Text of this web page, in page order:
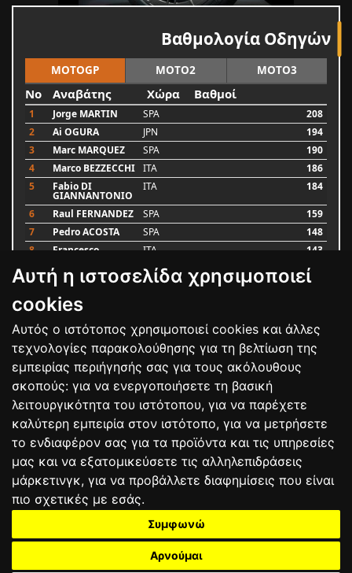
Αυτή η ιστοσελίδα χρησιμοποιεί
cookies
Αυτός ο ιστότοπος χρησιμοποιεί cookies και άλλες
τεχνολογίες παρακολούθησης για τη βελτίωση της
εμπειρίας περιήγησής σας για τους ακόλουθους
σκοπούς: για να ενεργοποιήσετε τη βασική
λειτουργικότητα του ιστότοπου, για να παρέχετε
καλύτερη εμπειρία στον ιστότοπο, για να μετρήσετε
το ενδιαφέρον σας για τα προϊόντα και τις υπηρεσίες
μας και να εξατομικεύσετε τις αλληλεπιδράσεις
μάρκετινγκ, για να προβάλλετε διαφημίσεις που είναι
πιο σχετικές με εσάς.
Συμφωνώ
Αρνούμαι
Βαθμολογία Οδηγών
MOTOGP MOTO2 MOTO3
No Αναβάτης Χώρα Βαθμοί
1 Jorge MARTIN SPA
208
2
Ai OGURA JPN
194
3
Marc MARQUEZ SPA
190
4
Marco BEZZECCHI ITA
186
5
Fabio DI
GIANNANTONIO
ITA 184
6 Raul FERNANDEZ SPA
159
7
Pedro ACOSTA SPA
148
8
Francesco ITA 143
9 Alex MARQUEZ SPA
Luca MARINI
Bαθμολογία
ΟΡΟΙ ΧΡΗΣΗΣΠΟΛΙΤΙΚΗ ΠΡΟΣΤΑΣΙΑΣ
ΑΓΩΝΕΣΑΠΟΤΕΛΕΣΜΑΤΑΑΓΟΡΑ